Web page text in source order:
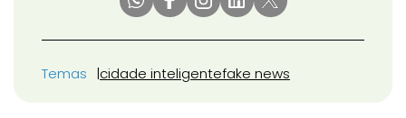
Temas cidade inteligentefake news